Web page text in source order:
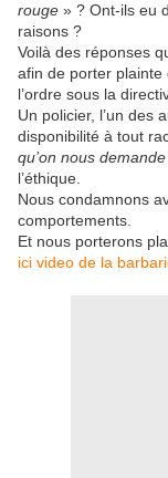
rouge » ? Ont-ils eu
raisons ?
Voilà des réponses
afin de porter
l’ordre sous la
Un policier, l’un des
disponibilité à tout
qu’on nous
l’éthique.
Nous condamnons
comportements.
Et nous porterons
ici video de la